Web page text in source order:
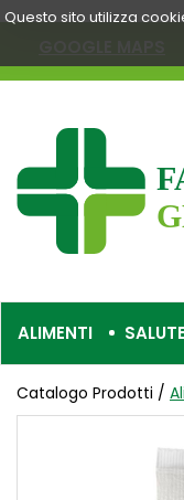
Passa
principale
Questo sito utilizza
ALIMENTI
Catalogo Prodotti /